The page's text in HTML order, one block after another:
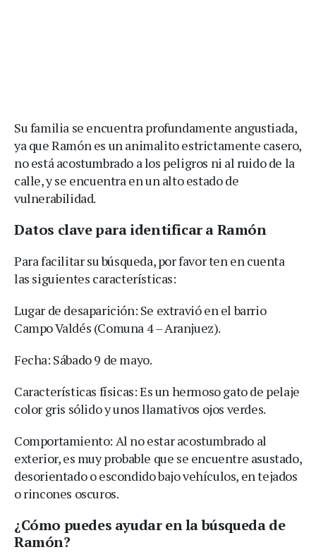
Su familia se encuentra profundamente angustiada,
ya que Ramón es un animalito estrictamente casero,
no está acostumbrado a los peligros ni al ruido de la
calle, y se encuentra en un alto estado de
vulnerabilidad.
Datos clave para identificar a Ramón
Para facilitar su búsqueda, por favor ten en cuenta
las siguientes características:
Lugar de desaparición: Se extravió en el barrio
Campo Valdés (Comuna 4 – Aranjuez).
Fecha: Sábado 9 de mayo.
Características físicas: Es un hermoso gato de pelaje
color gris sólido y unos llamativos ojos verdes.
Comportamiento: Al no estar acostumbrado al
exterior, es muy probable que se encuentre asustado,
desorientado o escondido bajo vehículos, en tejados
o rincones oscuros.
¿Cómo puedes ayudar en la búsqueda de
Ramón?